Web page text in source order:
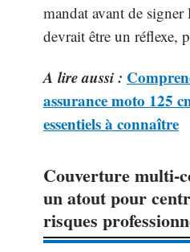
mandat avant de
devrait être un réflexe,
A lire aussi :
assurance moto 125
essentiels à connaître
Couverture multi-
un atout pour
risques